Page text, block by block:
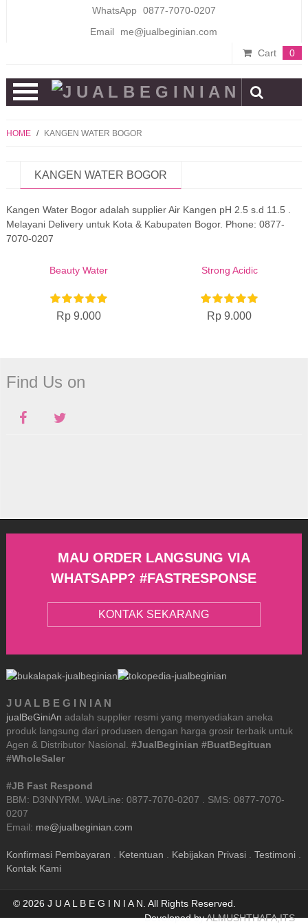
WhatsApp 0877-7070-0207
Email
me@jualbeginian.com
Cart
0
Open
Menu
HOME / KANGEN WATER BOGOR
KANGEN WATER BOGOR
Kangen Water Bogor adalah supplier Air Kangen pH 2.5 s.d 11.5 .
Melayani Delivery untuk Kota & Kabupaten Bogor. Phone: 0877-
7070-0207
Bestseller
Beauty Water
Rp 9.000
Bestseller
Strong Acidic
Rp 9.000
Find Us on
MAU ORDER LANGSUNG VIA
WHATSAPP? #FASTRESPONSE
KONTAK SEKARANG
J U A L B E G I N I A N
jualBeGiniAn adalah supplier resmi yang menyediakan aneka
produk langsung dari produsen dengan harga grosir terbaik untuk
Agen & Distributor Nasional. #JualBeginian #BuatBegituan
#WholeSaler
#JB Fast Respond
BBM: D3NNYRM. WA/Line: 0877-7070-0207 . SMS: 0877-7070-
0207
Email: me@jualbeginian.com
Konfirmasi Pembayaran Ketentuan Kebijakan Privasi Testimoni
Kontak Kami
© 2026 J U A L B E G I N I A N. All Rights Reserved.
Developed byALMUSHTHAFA,ITS